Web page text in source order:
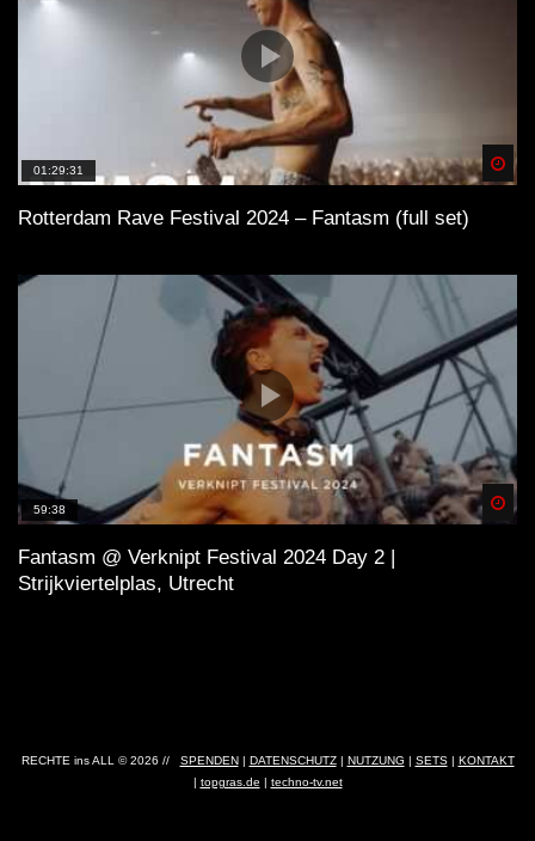
01:29:31
Rotterdam Rave Festival 2024 – Fantasm (full set)
59:38
Fantasm @ Verknipt Festival 2024 Day 2 |
Strijkviertelplas, Utrecht
RECHTE ins ALL © 2026 // SPENDEN| DATENSCHUTZ| NUTZUNG | SETS| KONTAKT
| topgras.de | techno-tv.net